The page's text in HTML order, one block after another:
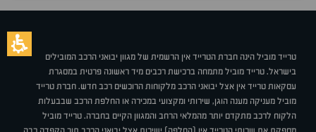
טרייד מוביל הינה חברת הטרייד אין הרשמית של מגוון יבואני הרכב המובילים
בישראל. טרייד מוביל מתמחה ברכישת רכבים מיד ראשונה פרטית במסגרת
עסקאות טרייד אין אצל יבואני הרכב מלקוחות הרוכשים רכב חדש. חברת טרייד
מוביל מעניקה מענה הוגן, שירותי ומקצועי במכירה או החלפת הרכב שבבעלות
הלקוח לרכב מתקדם יותר מהמלאי הרחב והמגוון הקיים בחברה. טרייד מוביל